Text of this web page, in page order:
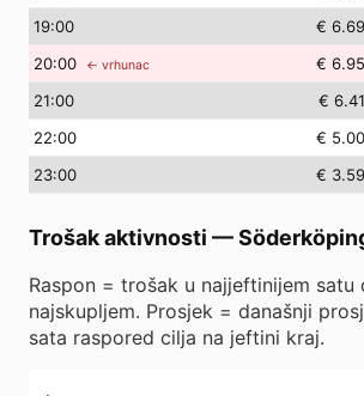
19:00 € 6.69
20:00 ← vrhunac € 6.95
21:00 € 6.41
22:00 € 5.00
23:00 € 3.59
Trošak aktivnosti —
Raspon = trošak u najjeftinijem satu
najskupljem. Prosjek = današnji
sata raspored cilja na jeftini kraj.